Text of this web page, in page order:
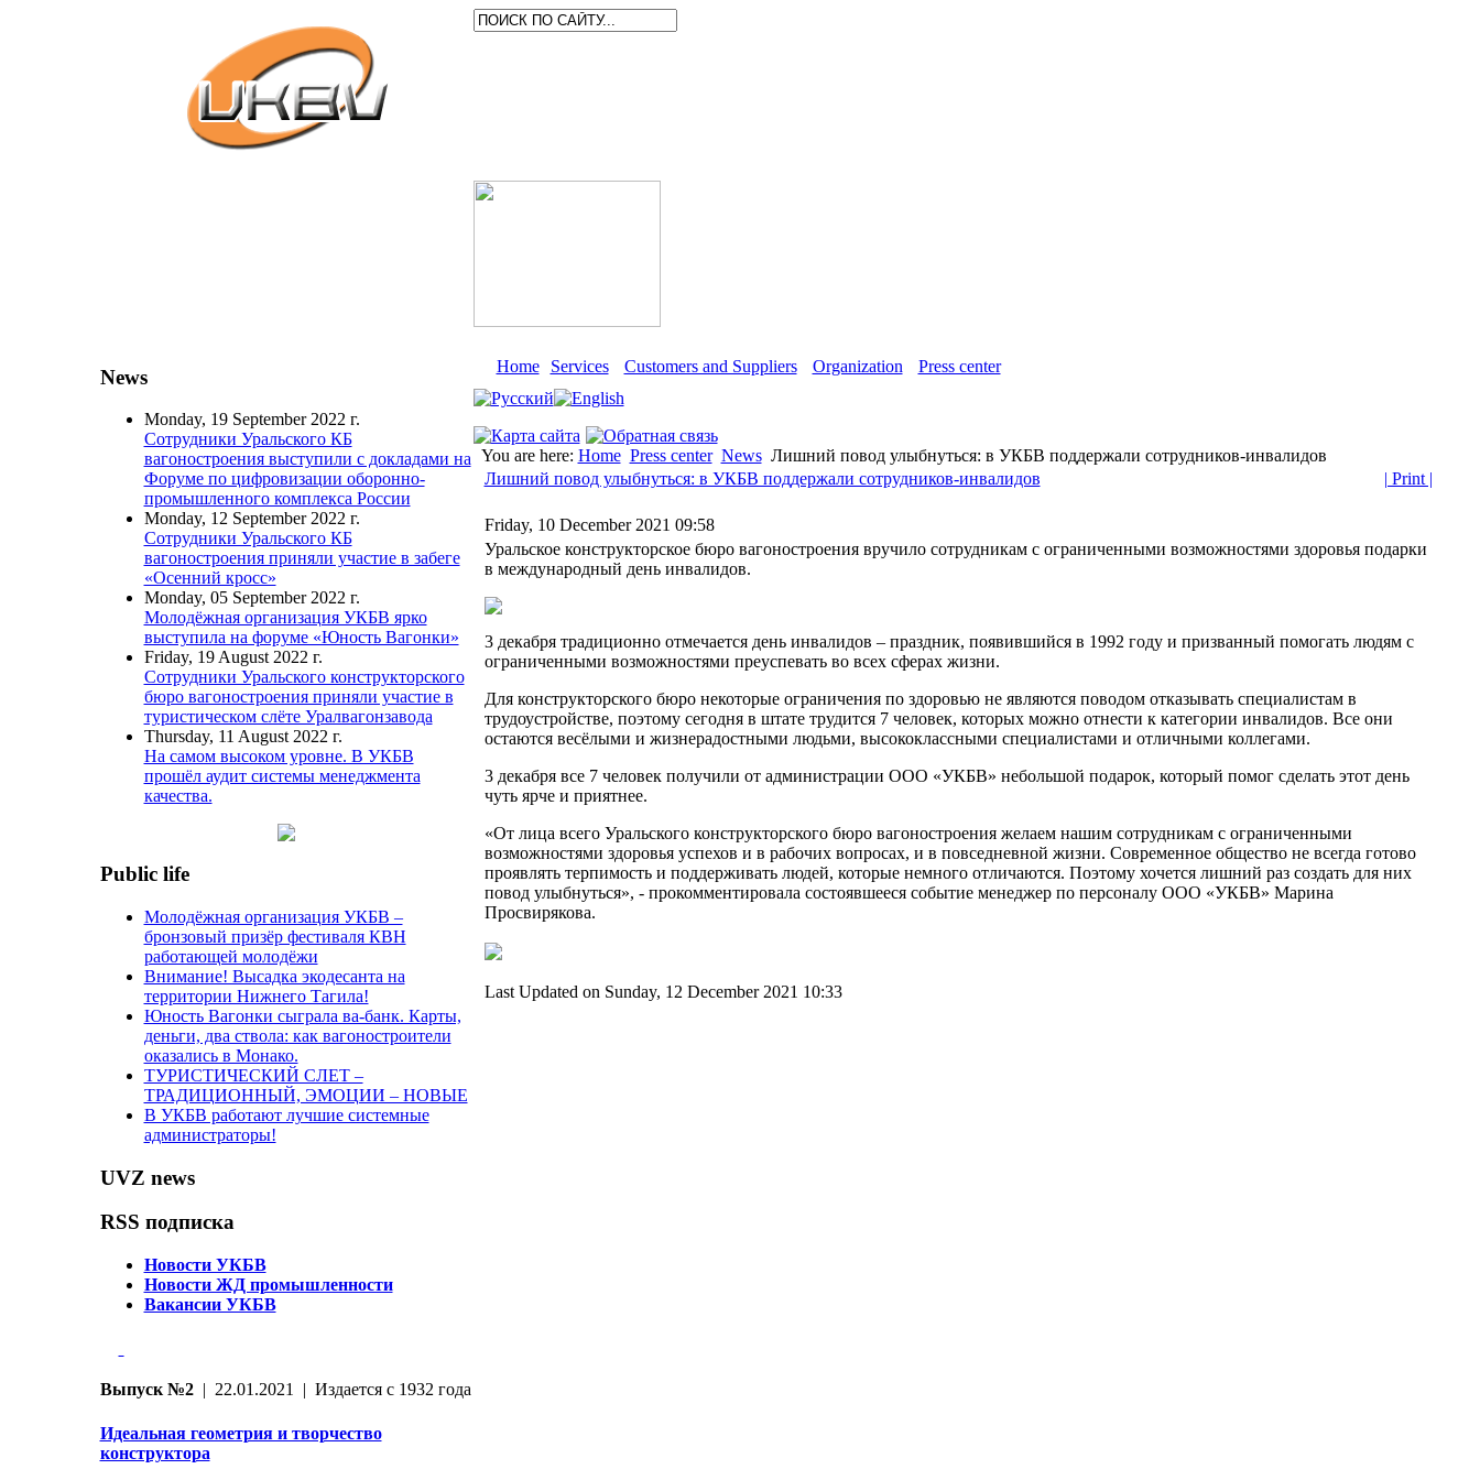
News
Monday, 19 September 2022 г.
Сотрудники Уральского КБ
вагоностроения выступили с докладами на
Форуме по цифровизации оборонно-
промышленного комплекса России
Monday, 12 September 2022 г.
Сотрудники Уральского КБ
вагоностроения приняли участие в забеге
«Осенний кросс»
Monday, 05 September 2022 г.
Молодёжная организация УКБВ ярко
выступила на форуме «Юность Вагонки»
Friday, 19 August 2022 г.
Сотрудники Уральского конструкторского
бюро вагоностроения приняли участие в
туристическом слёте Уралвагонзавода
Thursday, 11 August 2022 г.
На самом высоком уровне. В УКБВ
прошёл аудит системы менеджмента
качества.
Public life
Молодёжная организация УКБВ –
бронзовый призёр фестиваля КВН
работающей молодёжи
Внимание! Высадка экодесанта на
территории Нижнего Тагила!
Юность Вагонки сыграла ва-банк. Карты,
деньги, два ствола: как вагоностроители
оказались в Монако.
ТУРИСТИЧЕСКИЙ СЛЕТ –
ТРАДИЦИОННЫЙ, ЭМОЦИИ – НОВЫЕ
В УКБВ работают лучшие системные
администраторы!
UVZ news
RSS подписка
Новости УКБВ
Новости ЖД промышленности
Вакансии УКБВ
Выпуск №2| 22.01.2021 | Издается с 1932 года
Идеальная геометрия и творчество
конструктора
Home Services Customers and Suppliers Organization Press center
You are here: Home Press center News Лишний повод улыбнуться: в УКБВ поддержали сотрудников-инвалидов
Лишний повод улыбнуться: в УКБВ поддержали сотрудников-инвалидов
| Print |
Friday, 10 December 2021 09:58
Уральское конструкторское бюро вагоностроения вручило сотрудникам с ограниченными возможностями здоровья подарки
в международный день инвалидов.
3 декабря традиционно отмечается день инвалидов – праздник, появившийся в 1992 году и призванный помогать людям с
ограниченными возможностями преуспевать во всех сферах жизни.
Для конструкторского бюро некоторые ограничения по здоровью не являются поводом отказывать специалистам в
трудоустройстве, поэтому сегодня в штате трудится 7 человек, которых можно отнести к категории инвалидов. Все они
остаются весёлыми и жизнерадостными людьми, высококлассными специалистами и отличными коллегами.
3 декабря все 7 человек получили от администрации ООО «УКБВ» небольшой подарок, который помог сделать этот день
чуть ярче и приятнее.
«От лица всего Уральского конструкторского бюро вагоностроения желаем нашим сотрудникам с ограниченными
возможностями здоровья успехов и в рабочих вопросах, и в повседневной жизни. Современное общество не всегда готово
проявлять терпимость и поддерживать людей, которые немного отличаются. Поэтому хочется лишний раз создать для них
повод улыбнуться», - прокомментировала состоявшееся событие менеджер по персоналу ООО «УКБВ» Марина
Просвирякова.
Last Updated on Sunday, 12 December 2021 10:33